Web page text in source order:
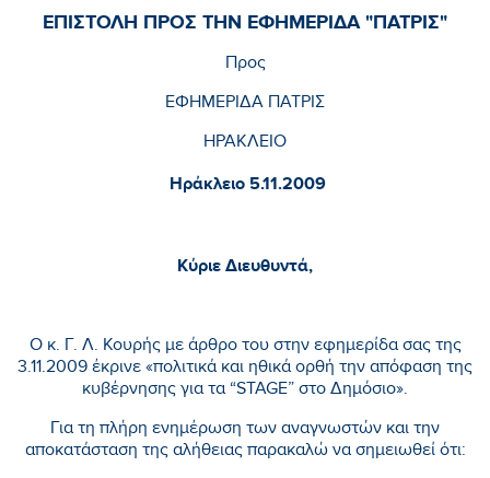
ΕΠΙΣΤΟΛΗ ΠΡΟΣ ΤΗΝ ΕΦΗΜΕΡΙΔΑ "ΠΑΤΡΙΣ"
Προς
ΕΦΗΜΕΡΙΔΑ ΠΑΤΡΙΣ
ΗΡΑΚΛΕΙΟ
Ηράκλειο 5.11.2009
Κύριε Διευθυντά,
Ο κ. Γ. Λ. Κουρής με άρθρο του στην εφημερίδα σας της
3.11.2009 έκρινε «πολιτικά και ηθικά ορθή την απόφαση της
κυβέρνησης για τα “STAGE” στο Δημόσιο».
Για τη πλήρη ενημέρωση των αναγνωστών και την
αποκατάσταση της αλήθειας παρακαλώ να σημειωθεί ότι: